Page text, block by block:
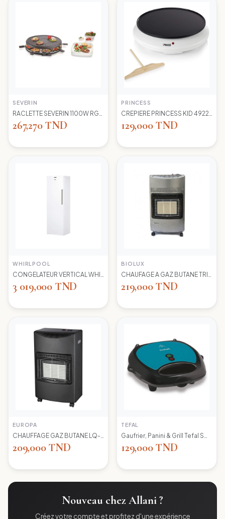
SEVERIN
267,270 TND
PRINCESS
129,000 TND
WHIRLPOOL
3 019,000 TND
BIOLUX
219,000 TND
EUROPA
209,000 TND
TEFAL
129,000 TND
Nouveau chez Allani ?
Créez votre compte et profitez d'une expérience